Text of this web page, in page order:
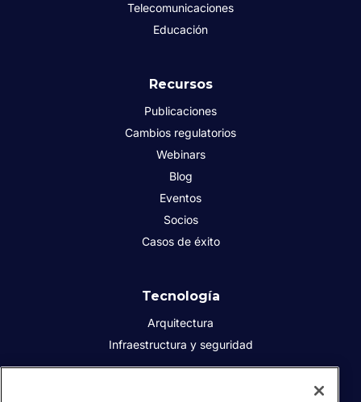
Telecomunicaciones
Educación
Recursos
Publicaciones
Cambios regulatorios
Webinars
Blog
Eventos
Socios
Casos de éxito
Tecnología
Arquitectura
Infraestructura y seguridad